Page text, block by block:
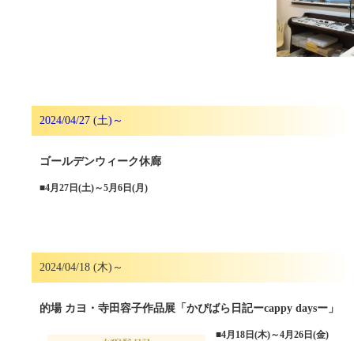
2024/04/27 (土)～
ゴールデンウィーク休廊
■4月27日(土)～5月6日(月)
2024/04/18 (木)～
的場 カヨ・寺田容子作品展「かぴばら日記ーcappy daysー」
■4月18日(木)～4月26日(金)